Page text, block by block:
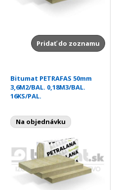
Pridať do zoznamu
Bitumat PETRAFAS 50mm
3,6M2/BAL. 0,18M3/BAL.
16KS/PAL.
Na objednávku